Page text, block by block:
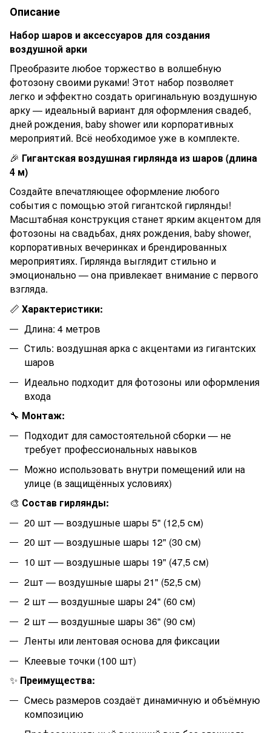
Описание
Набор шаров и аксессуаров для создания
воздушной арки
Преобразите любое торжество в волшебную
фотозону своими руками! Этот набор позволяет
легко и эффектно создать оригинальную воздушную
арку — идеальный вариант для оформления свадеб,
дней рождения, baby shower или корпоративных
мероприятий. Всё необходимое уже в комплекте.
🎉 Гигантская воздушная гирлянда из шаров (длина
4 м)
Создайте впечатляющее оформление любого
события с помощью этой гигантской гирлянды!
Масштабная конструкция станет ярким акцентом для
фотозоны на свадьбах, днях рождения, baby shower,
корпоративных вечеринках и брендированных
мероприятиях. Гирлянда выглядит стильно и
эмоционально — она привлекает внимание с первого
взгляда.
📏 Характеристики:
Длина: 4 метров
Стиль: воздушная арка с акцентами из гигантских
шаров
Идеально подходит для фотозоны или оформления
входа
🔧 Монтаж:
Подходит для самостоятельной сборки — не
требует профессиональных навыков
Можно использовать внутри помещений или на
улице (в защищённых условиях)
🎨 Состав гирлянды:
20 шт — воздушные шары 5" (12,5 см)
20 шт — воздушные шары 12" (30 см)
10 шт — воздушные шары 19" (47,5 см)
2шт — воздушные шары 21" (52,5 см)
2 шт — воздушные шары 24" (60 см)
2 шт — воздушные шары 36" (90 см)
Ленты или лентовая основа для фиксации
Клеевые точки (100 шт)
✨ Преимущества:
Смесь размеров создаёт динамичную и объёмную
композицию